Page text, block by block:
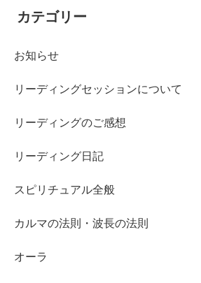
カテゴリー
お知らせ
リーディングセッションについて
リーディングのご感想
リーディング日記
スピリチュアル全般
カルマの法則・波長の法則
オーラ